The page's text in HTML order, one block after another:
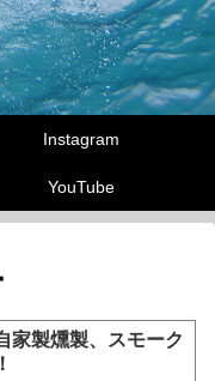
Instagram
YouTube
家製燻製、スモーク